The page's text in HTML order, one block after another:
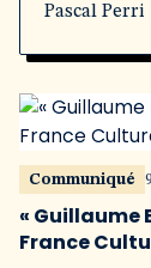
Pascal Perri
Communiqué
« Guillaume
France